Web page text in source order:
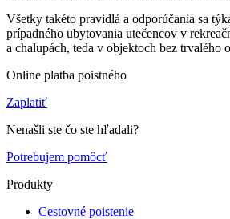
Všetky takéto pravidlá a odporúčania sa
prípadného ubytovania utečencov v
a chalupách, teda v objektoch bez trvalého
Online platba poistného
Zaplatiť
Nenašli ste čo ste hľadali?
Potrebujem pomôcť
Produkty
Cestovné poistenie